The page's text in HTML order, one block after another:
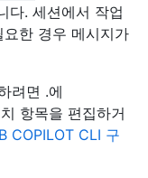
다. 세션에서 작업
한 경우 메시지가
려면 .에
항목을 편집하거
COPILOT CLI 구